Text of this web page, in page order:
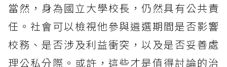
當然，身為國立大學校長，仍然具有公共責
任。社會可以檢視他參與遴選期間是否影響
校務、是否涉及利益衝突，以及是否妥善處
理公私分際。或許，這些才是值得討論的治